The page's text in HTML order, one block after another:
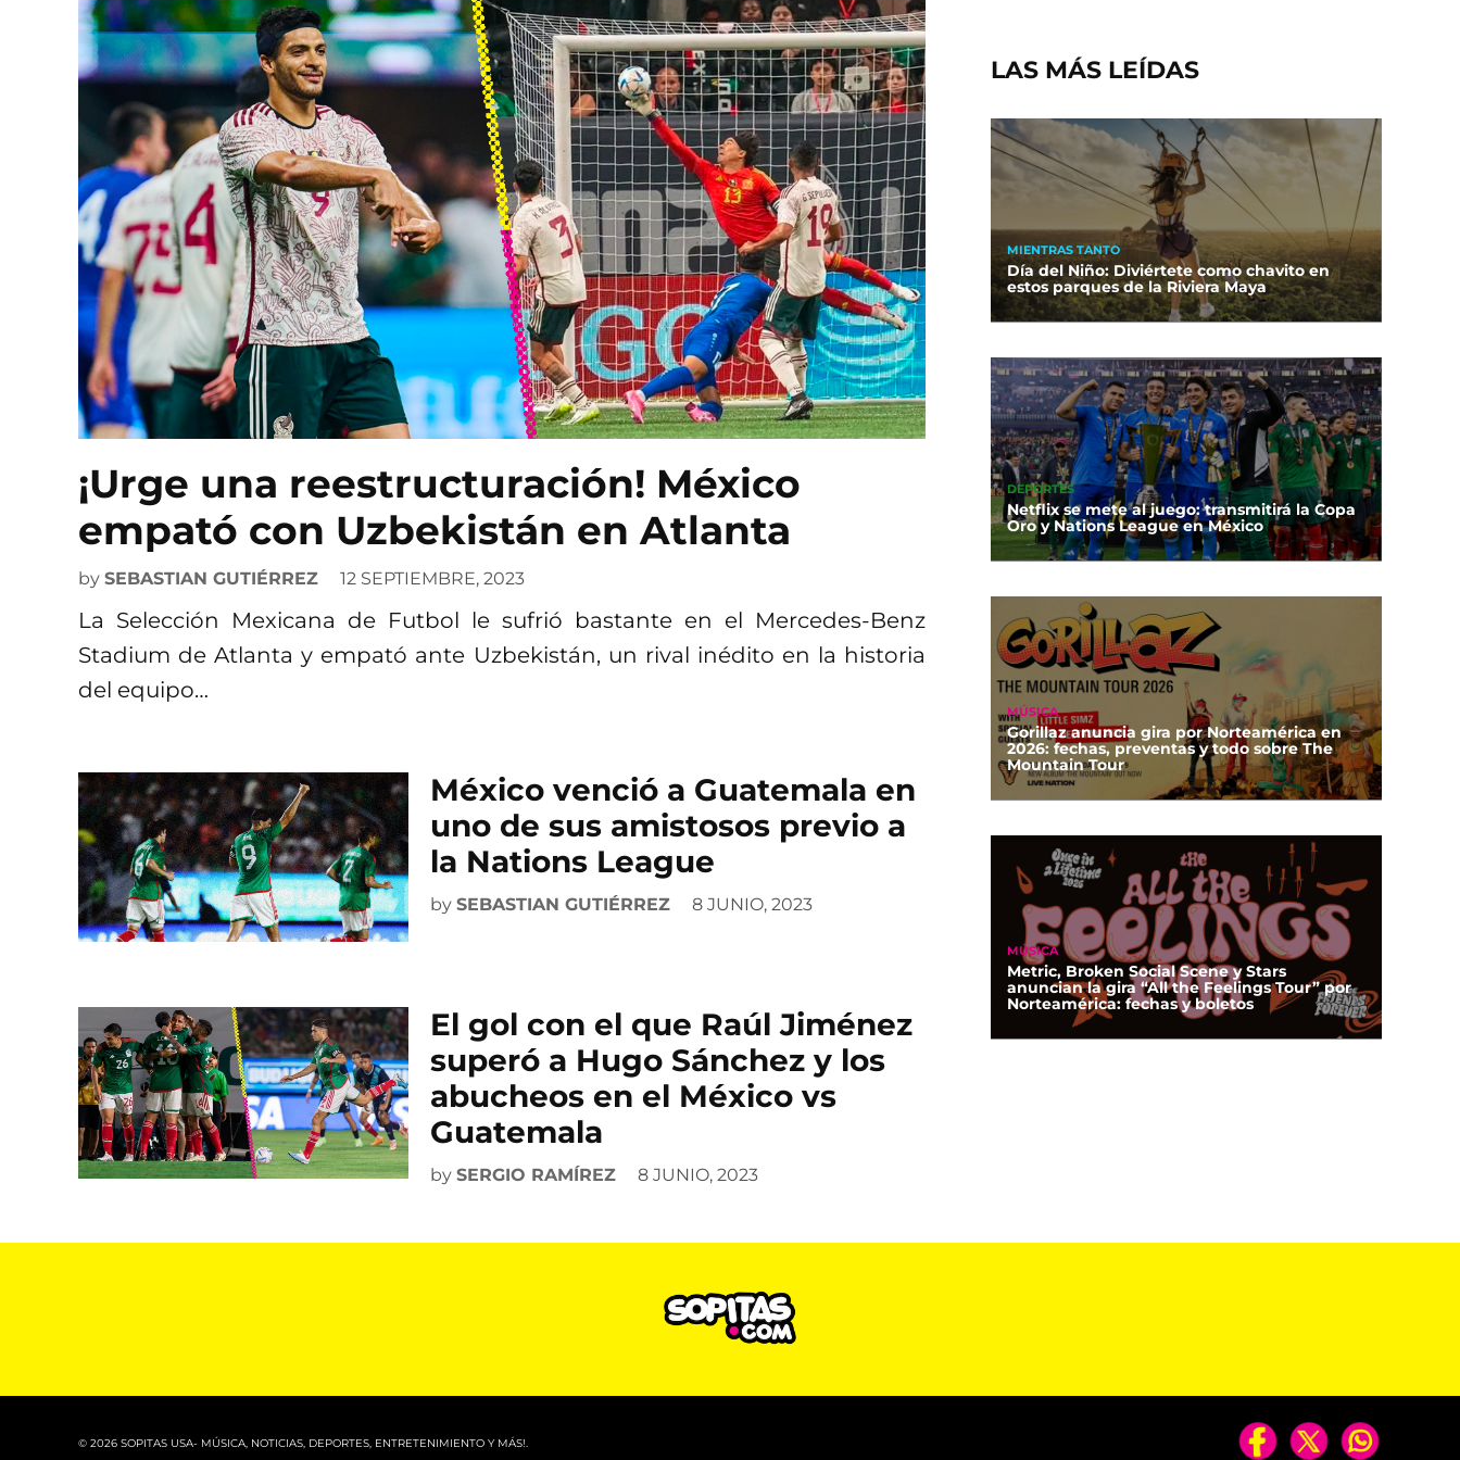
¡Urge una reestructuración! México
empató con Uzbekistán en Atlanta
by SEBASTIAN GUTIÉRREZ 12 SEPTIEMBRE, 2023
La Selección Mexicana de Futbol le sufrió bastante en el Mercedes-Benz
Stadium de Atlanta y empató ante Uzbekistán, un rival inédito en la historia
del equipo…
México venció a Guatemala en
uno de sus amistosos previo a
la Nations League
by SEBASTIAN GUTIÉRREZ 8 JUNIO, 2023
El gol con el que Raúl Jiménez
superó a Hugo Sánchez y los
abucheos en el México vs
Guatemala
by SERGIO RAMÍREZ 8 JUNIO, 2023
LAS MÁS LEÍDAS
MIENTRAS TANTO
Día del Niño: Diviértete como chavito en
estos parques de la Riviera Maya
DEPORTES
Netflix se mete al juego: transmitirá la Copa
Oro y Nations League en México
MÚSICA
Gorillaz anuncia gira por Norteamérica en
2026: fechas, preventas y todo sobre The
Mountain Tour
MÚSICA
Metric, Broken Social Scene y Stars
anuncian la gira “All the Feelings Tour” por
Norteamérica: fechas y boletos
© 2026 SOPITAS USA- MÚSICA, NOTICIAS, DEPORTES, ENTRETENIMIENTO Y MÁS!.